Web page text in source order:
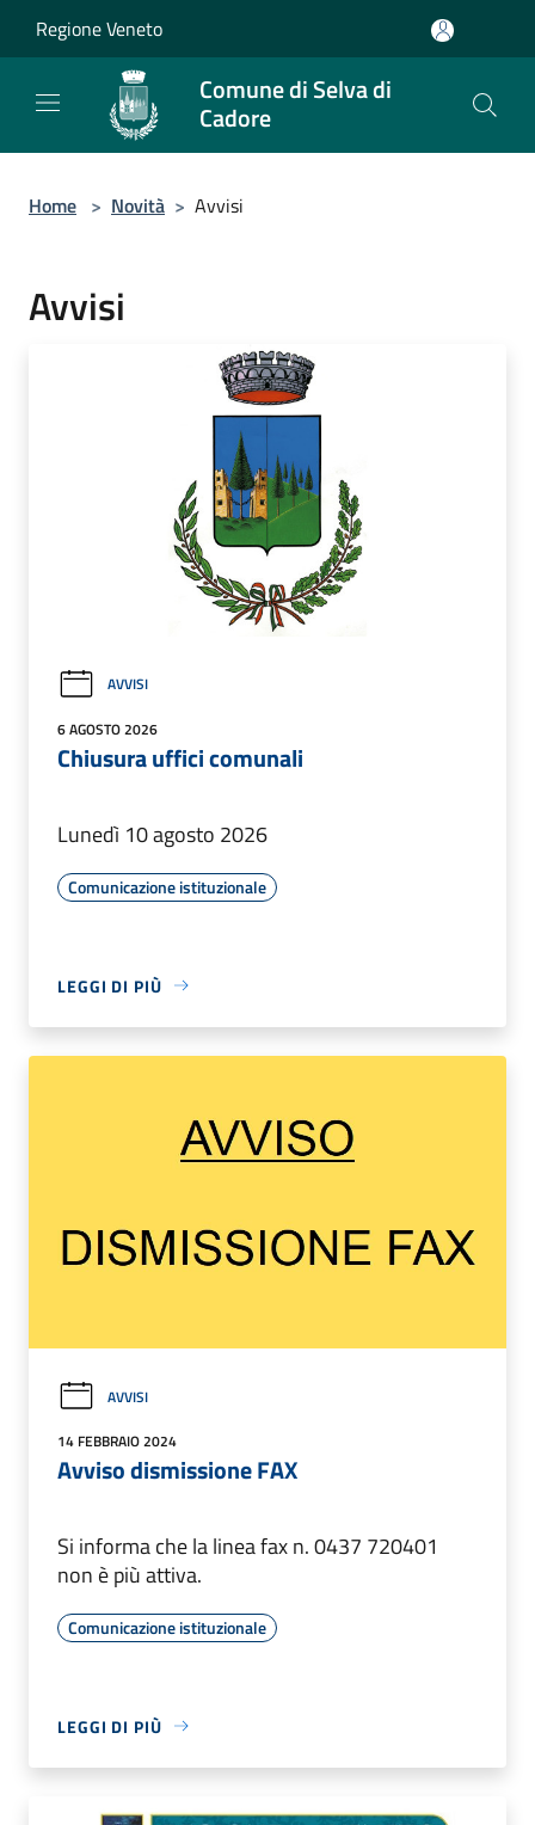
Regione Veneto
Comune di Selva di
Cadore
Home > Novità > Avvisi
Avvisi
AVVISI
6 AGOSTO 2026
Chiusura uffici comunali
Lunedì 10 agosto 2026
Comunicazione istituzionale
LEGGI DI PIÙ
AVVISI
14 FEBBRAIO 2024
Avviso dismissione FAX
Si informa che la linea fax n. 0437 720401
non è più attiva.
Comunicazione istituzionale
LEGGI DI PIÙ